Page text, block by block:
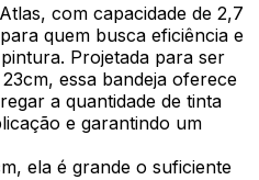
com capacidade de 2,7
quem busca eficiência e
Projetada para ser
essa bandeja oferece
a quantidade de tinta
e garantindo um
ela é grande o suficiente